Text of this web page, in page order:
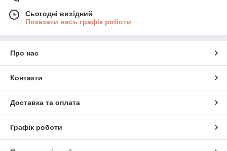
Сьогодні вихідний
Показати весь графік роботи
Про нас
Контакти
Доставка та оплата
Графік роботи